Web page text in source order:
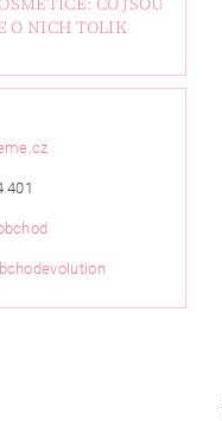
O NICH TOLIK
401